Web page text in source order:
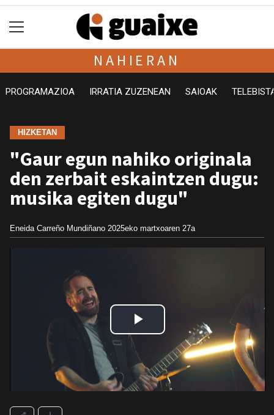
NAHIERAN
PROGRAMAZIOA IRRATIA ZUZENEAN SAIOAK
HIZKETAN
"Gaur egun nahiko originala
den zerbait eskaintzen dugu:
musika egiten dugu"
Eneida Carreño Mundiñano 2025eko martxoaren 27a